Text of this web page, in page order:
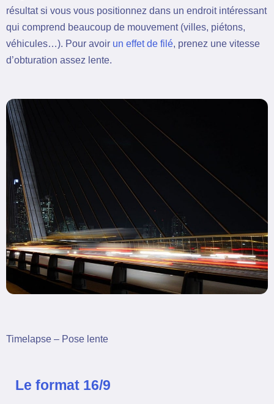
résultat si vous vous positionnez dans un endroit intéressant
qui comprend beaucoup de mouvement (villes, piétons,
véhicules…). Pour avoir un effet de filé, prenez une vitesse
d’obturation assez lente.
Timelapse – Pose lente
Le format 16/9